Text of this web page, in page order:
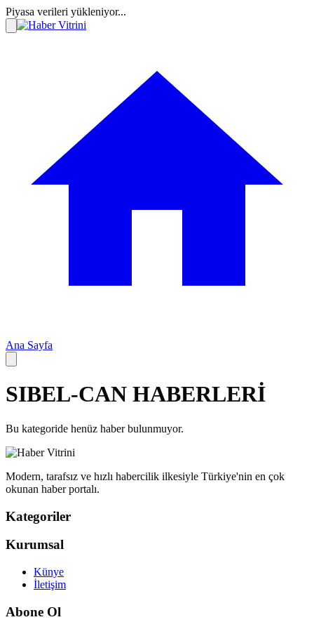
Piyasa verileri yükleniyor...
Ana Sayfa
SIBEL-CAN HABERLERİ
Bu kategoride henüz haber bulunmuyor.
Modern, tarafsız ve hızlı habercilik ilkesiyle Türkiye'nin en çok
okunan haber portalı.
Kategoriler
Kurumsal
Künye
İletişim
Abone Ol